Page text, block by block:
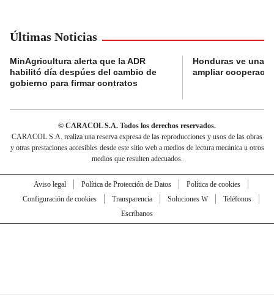
Últimas Noticias
MinAgricultura alerta que la ADR
habilitó día despúes del cambio de
gobierno para firmar contratos
Honduras ve una
ampliar
© CARACOL S.A. Todos los derechos reservados.
CARACOL S.A. realiza una reserva expresa de las reproducciones y usos de las obras
y otras prestaciones accesibles desde este sitio web a medios de lectura mecánica u otros
medios que resulten adecuados.
Aviso legal Política de Protección de Datos
Política de cookies
Configuración de cookies
Transparencia Soluciones W
Teléfonos
Escríbanos